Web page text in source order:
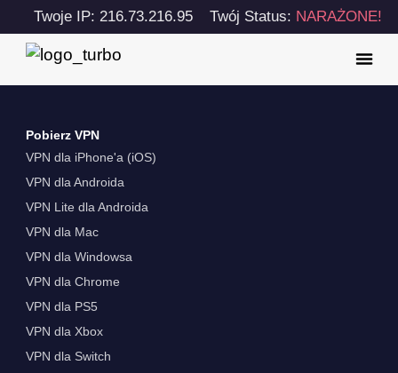
Twoje IP: 216.73.216.95 Twój Status: NARAŻONE!
Pobierz VPN
VPN dla iPhone'a (iOS)
VPN dla Androida
VPN Lite dla Androida
VPN dla Mac
VPN dla Windowsa
VPN dla Chrome
VPN dla PS5
VPN dla Xbox
VPN dla Switch